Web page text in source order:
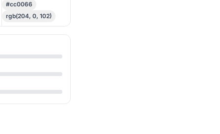
#cc0066
rgb(204, 0, 102)